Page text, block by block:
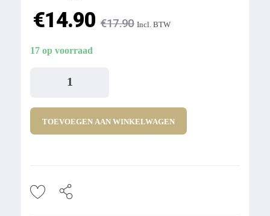
€14.90 €17.90 Incl. BTW
17 op voorraad
TOEVOEGEN AAN WINKELWAGEN